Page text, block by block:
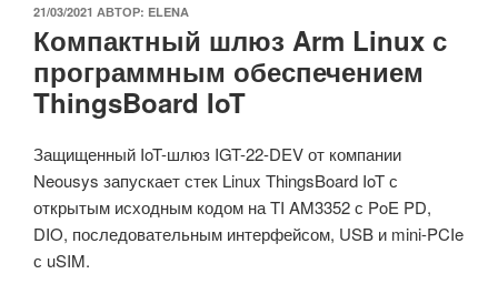
ОПУБЛИКОВАНО
21/03/2021 АВТОР: ELENA
Компактный шлюз Arm Linux с
программным обеспечением
ThingsBoard IoT
Защищенный IoT-шлюз IGT-22-DEV от компании
Neousys запускает стек Linux ThingsBoard IoT с
открытым исходным кодом на TI AM3352 с PoE PD,
DIO, последовательным интерфейсом, USB и mini-PCIe
с uSIM.